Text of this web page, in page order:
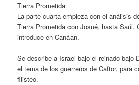
Tierra Prometida
La parte cuarta empieza con el análisis
Tierra Prometida con Josué, hasta Saúl.
introduce en Canáan.
Se describe a Israel bajo el reinado bajo
el tema de los guerreros de Caftor, para
filisteo.